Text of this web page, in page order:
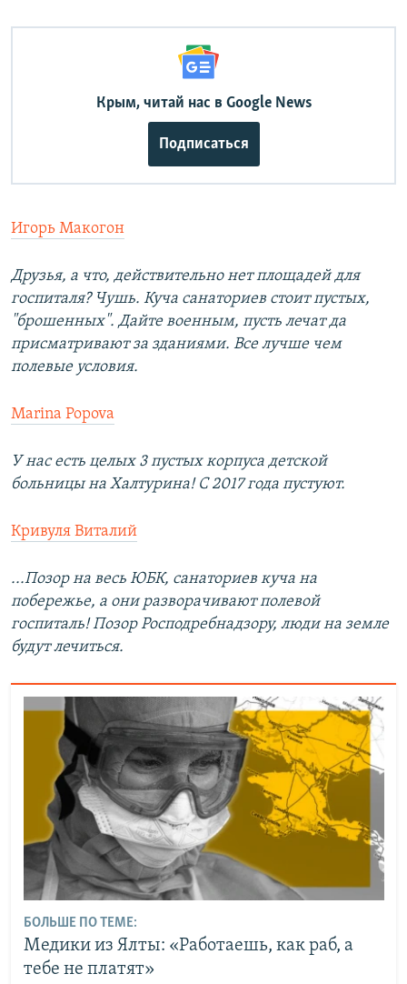
Крым, читай нас в Google News
Подписаться
Игорь Макогон
Друзья, а что, действительно нет площадей для
госпиталя? Чушь. Куча санаториев стоит пустых,
"брошенных". Дайте военным, пусть лечат да
присматривают за зданиями. Все лучше чем
полевые условия.
Marina Popova
У нас есть целых 3 пустых корпуса детской
больницы на Халтурина! С 2017 года пустуют.
Кривуля Виталий
...Позор на весь ЮБК, санаториев куча на
побережье, а они разворачивают полевой
госпиталь! Позор Росподребнадзору, люди на земле
будут лечиться.
БОЛЬШЕ ПО ТЕМЕ:
Медики из Ялты: «Работаешь, как раб, а
тебе не платят»